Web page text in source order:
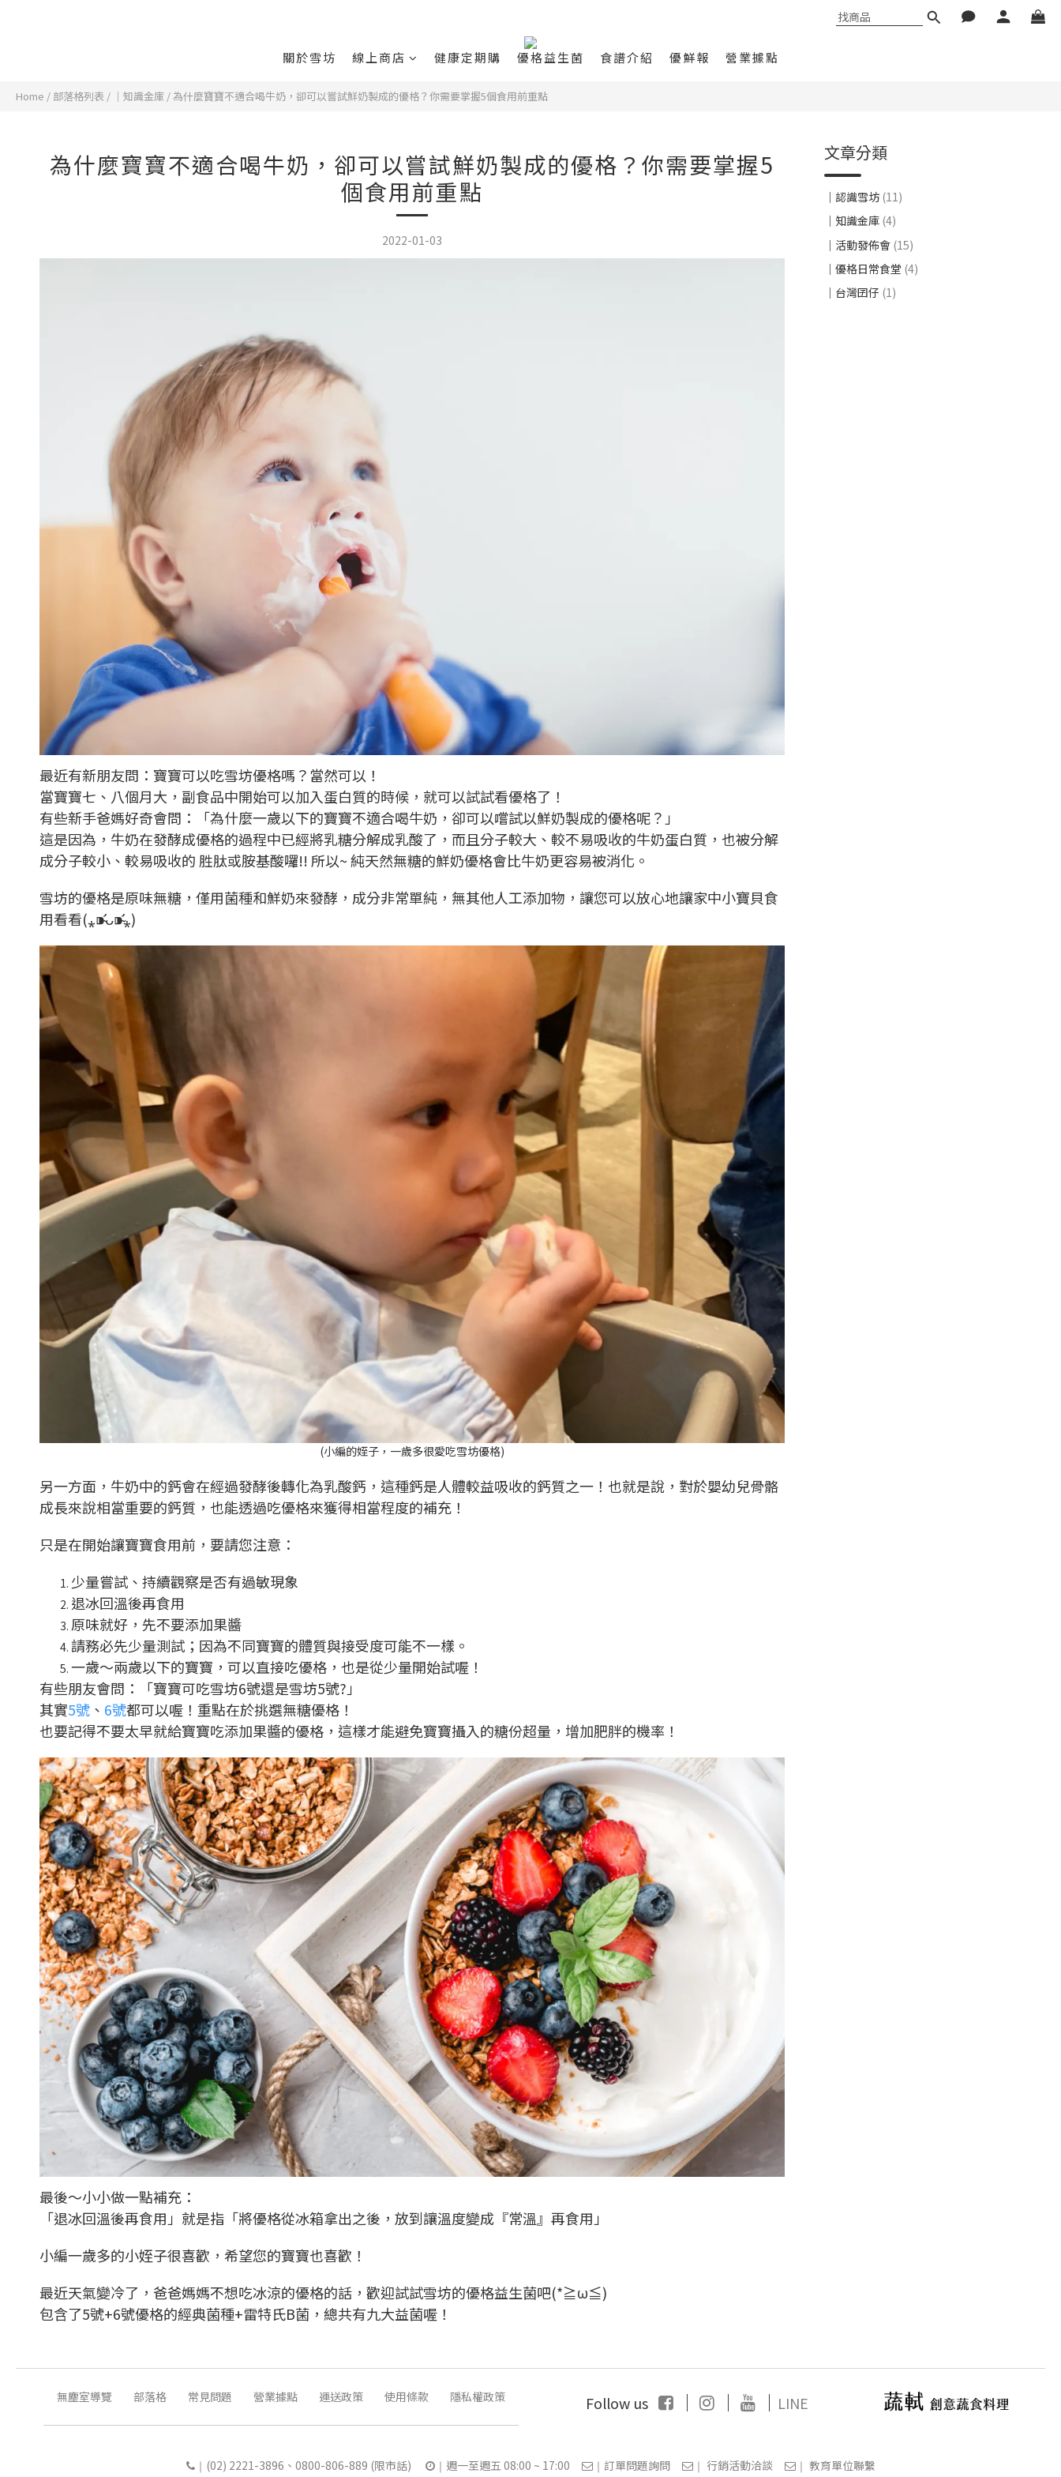
關於雪坊 線上商店 健康定期購 優格益生菌 食譜介紹 優鮮報 營業據點
Home / 部落格列表 / ｜知識金庫 /為什麼寶寶不適合喝牛奶，卻可以嘗試鮮奶製成的優格？你需要掌握5個食用前重點
為什麼寶寶不適合喝牛奶，卻可以嘗試鮮奶製成的優格？你需要掌握5
個食用前重點
2022-01-03
最近有新朋友問：寶寶可以吃雪坊優格嗎？當然可以！
當寶寶七、八個月大，副食品中開始可以加入蛋白質的時候，就可以試試看優格了！
有些新手爸媽好奇會問：「為什麼一歲以下的寶寶不適合喝牛奶，卻可以嚐試以鮮奶製成的優格呢？」
這是因為，牛奶在發酵成優格的過程中已經將乳糖分解成乳酸了，而且分子較大、較不易吸收的牛奶蛋白質，也被分解
成分子較小、較易吸收的 胜肽或胺基酸囉!! 所以~ 純天然無糖的鮮奶優格會比牛奶更容易被消化。
雪坊的優格是原味無糖，僅用菌種和鮮奶來發酵，成分非常單純，無其他人工添加物，讓您可以放心地讓家中小寶貝食
用看看(⁎⁍̴̛ᴗ⁍̴̛⁎)
(小編的姪子，一歲多很愛吃雪坊優格)
另一方面，牛奶中的鈣會在經過發酵後轉化為乳酸鈣，這種鈣是人體較益吸收的鈣質之一！也就是說，對於嬰幼兒骨骼
成長來說相當重要的鈣質，也能透過吃優格來獲得相當程度的補充！
只是在開始讓寶寶食用前，要請您注意：
少量嘗試、持續觀察是否有過敏現象
退冰回溫後再食用
原味就好，先不要添加果醬
請務必先少量測試；因為不同寶寶的體質與接受度可能不一樣。
一歲～兩歲以下的寶寶，可以直接吃優格，也是從少量開始試喔！
有些朋友會問：「寶寶可吃雪坊6號還是雪坊5號?」
其實5號 、 6號都可以喔！重點在於挑選無糖優格！
也要記得不要太早就給寶寶吃添加果醬的優格，這樣才能避免寶寶攝入的糖份超量，增加肥胖的機率！
最後～小小做一點補充：
「退冰回溫後再食用」就是指「將優格從冰箱拿出之後，放到讓溫度變成『常溫』再食用」
小編一歲多的小姪子很喜歡，希望您的寶寶也喜歡！
最近天氣變冷了，爸爸媽媽不想吃冰涼的優格的話， 歡迎試試雪坊的優格益生菌吧(*≧ω≦)
包含了5號+6號優格的經典菌種+雷特氏B菌，總共有九大益菌喔！
文章分類
｜認識雪坊 (11)
｜知識金庫 (4)
｜活動發佈會 (15)
｜優格日常食堂 (4)
｜台灣囝仔 (1)
無塵室導覽 部落格 常見問題 營業據點 運送政策 使用條款 隱私權政策 Follow us ｜ ｜ ｜ LINE
｜ (02) 2221-3896、0800-806-889 (限市話) ｜ 週一至週五 08:00 ~ 17:00 ｜ 訂單問題詢問 ｜ 行銷活動洽談 ｜ 教育單位聯繫